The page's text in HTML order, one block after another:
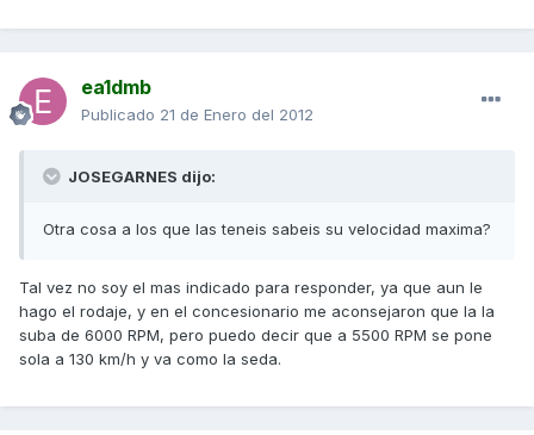
ea1dmb
Publicado 21 de Enero del 2012
JOSEGARNES dijo:
Otra cosa a los que las teneis sabeis su velocidad maxima?
Tal vez no soy el mas indicado para responder, ya que aun le
hago el rodaje, y en el concesionario me aconsejaron que la la
suba de 6000 RPM, pero puedo decir que a 5500 RPM se pone
sola a 130 km/h y va como la seda.